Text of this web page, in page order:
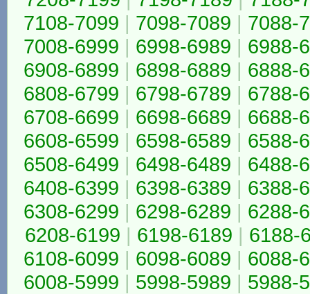
7108-7099 | 7098-7089 | 7088-
7008-6999 | 6998-6989 | 6988-
6908-6899 | 6898-6889 | 6888-
6808-6799 | 6798-6789 | 6788-
6708-6699 | 6698-6689 | 6688-
6608-6599 | 6598-6589 | 6588-
6508-6499 | 6498-6489 | 6488-
6408-6399 | 6398-6389 | 6388-
6308-6299 | 6298-6289 | 6288-
6208-6199 | 6198-6189 | 6188-
6108-6099 | 6098-6089 | 6088-
6008-5999 | 5998-5989 | 5988-